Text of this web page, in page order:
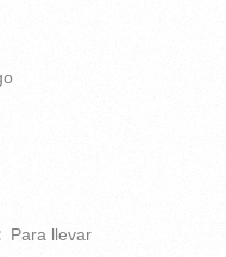
Para llevar